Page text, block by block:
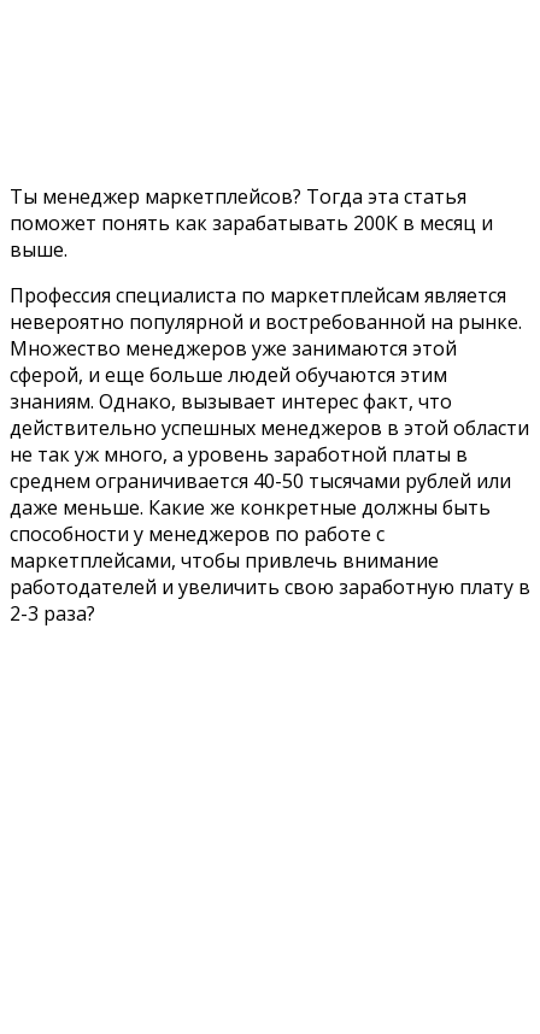
Ты менеджер маркетплейсов? Тогда эта статья
поможет понять как зарабатывать 200К в месяц и
выше.
Профессия специалиста по маркетплейсам является
невероятно популярной и востребованной на рынке.
Множество менеджеров уже занимаются этой
сферой, и еще больше людей обучаются этим
знаниям. Однако, вызывает интерес факт, что
действительно успешных менеджеров в этой области
не так уж много, а уровень заработной платы в
среднем ограничивается 40-50 тысячами рублей или
даже меньше. Какие же конкретные должны быть
способности у менеджеров по работе с
маркетплейсами, чтобы привлечь внимание
работодателей и увеличить свою заработную плату в
2-3 раза?